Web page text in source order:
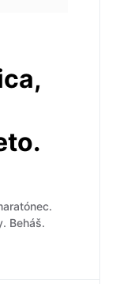
Beháš.